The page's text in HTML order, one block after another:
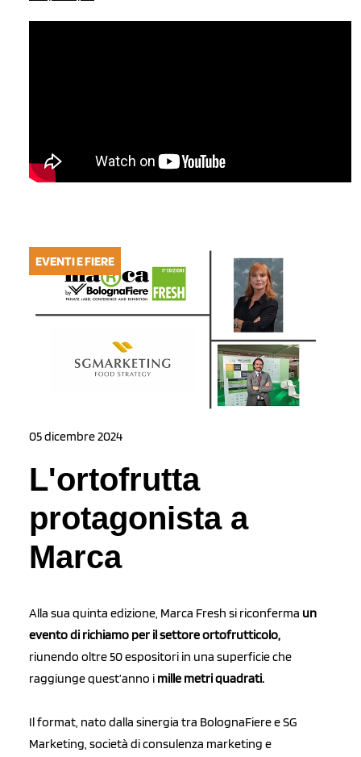
EVENTI E FIERE
05 dicembre 2024
L'ortofrutta
protagonista a
Marca
Alla sua quinta edizione, Marca Fresh si riconferma un
evento di richiamo per il settore ortofrutticolo,
riunendo oltre 50 espositori in una superficie che
raggiunge quest’anno i mille metri quadrati.
Il format, nato dalla sinergia tra BolognaFiere e SG
Marketing, società di consulenza marketing e